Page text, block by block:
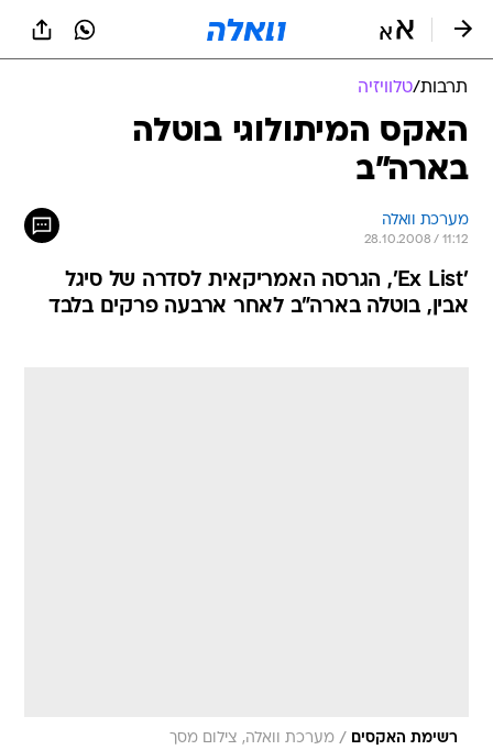
תרבות/טלוויזיה
האקס המיתולוגי בוטלה
בארה"ב
מערכת וואלה
28.10.2008 / 11:12
'Ex List', הגרסה האמריקאית לסדרה של סיגל
אבין, בוטלה בארה"ב לאחר ארבעה פרקים בלבד
רשימת האקסים / מערכת וואלה, צילום מסך